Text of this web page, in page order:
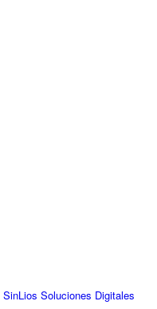
SinLios Soluciones Digitales